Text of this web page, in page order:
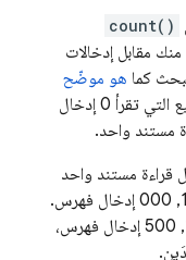
count()
مقابل إدخالات
كما هو موضّح
. بالنسبة إلى طلبات البحث عن التجميع التي تقرأ 0 إدخال
مستند واحد.
قراءة مستند واحد
التي تقرأ ما بين 0 و1, 000 إدخال فهرس.
التي تقرأ 1, 500 إدخال فهرس،